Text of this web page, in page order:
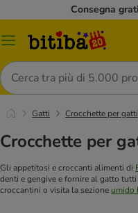
Consegna
Overview
Cerca
Gatti Crocchette per gatti
Crocchette per
Gli appetitosi e croccanti alimenti di
denti e gengive e fornire al gatto
croccantini o visita la sezione umido